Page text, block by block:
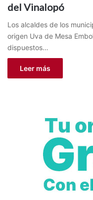
del Vinalopó
Los alcaldes de los
origen Uva de Mesa
dispuestos…
Leer más